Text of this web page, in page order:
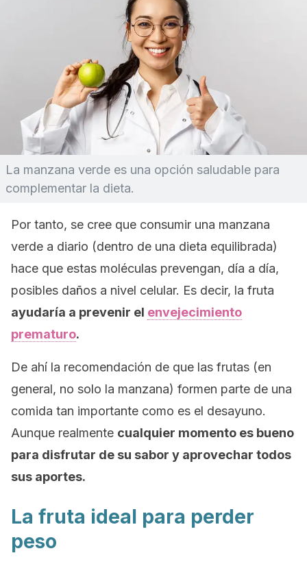
La manzana verde es una opción saludable para
complementar la dieta.
Por tanto, se cree que consumir una manzana
verde a diario (dentro de una dieta equilibrada)
hace que estas moléculas prevengan, día a día,
posibles daños a nivel celular. Es decir, la fruta
ayudaría a prevenir el envejecimiento
prematuro.
De ahí la recomendación de que las frutas (en
general, no solo la manzana) formen parte de una
comida tan importante como es el desayuno.
Aunque realmente cualquier momento es bueno
para disfrutar de su sabor y aprovechar todos
sus aportes.
La fruta ideal para perder
peso